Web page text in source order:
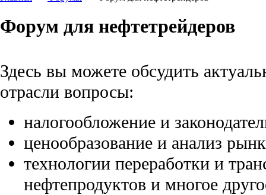
Форум для нефтетрейдеров
Здесь вы можете обсудить
отрасли вопросы:
налогообложение и
ценообразование и анализ
технологии переработки и
нефтепродуктов и многое